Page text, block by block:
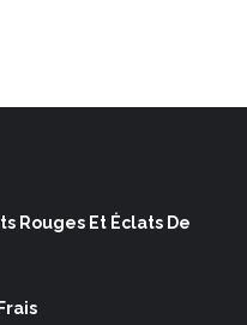
Rouges Et Éclats De